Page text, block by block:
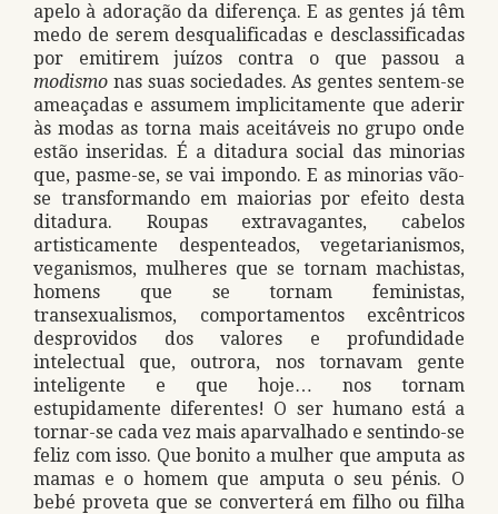
apelo à adoração da diferença. E as gentes já têm
medo de serem desqualificadas e desclassificadas
por emitirem juízos contra o que passou a
modismo nas suas sociedades. As gentes sentem-se
ameaçadas e assumem implicitamente que aderir
às modas as torna mais aceitáveis no grupo onde
estão inseridas. É a ditadura social das minorias
que, pasme-se, se vai impondo. E as minorias vão-
se transformando em maiorias por efeito desta
ditadura. Roupas extravagantes, cabelos
artisticamente despenteados, vegetarianismos,
veganismos, mulheres que se tornam machistas,
homens que se tornam feministas,
transexualismos, comportamentos excêntricos
desprovidos dos valores e profundidade
intelectual que, outrora, nos tornavam gente
inteligente e que hoje… nos tornam
estupidamente diferentes! O ser humano está a
tornar-se cada vez mais aparvalhado e sentindo-se
feliz com isso. Que bonito a mulher que amputa as
mamas e o homem que amputa o seu pénis. O
bebé proveta que se converterá em filho ou filha